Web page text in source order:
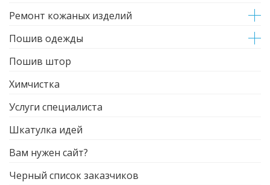
Ремонт кожаных изделий
Пошив одежды
Пошив штор
Химчистка
Услуги специалиста
Шкатулка идей
Вам нужен сайт?
Черный список заказчиков